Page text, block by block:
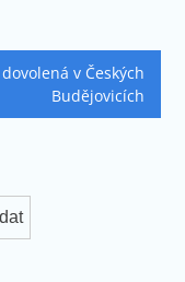
v Českých
Budějovicích